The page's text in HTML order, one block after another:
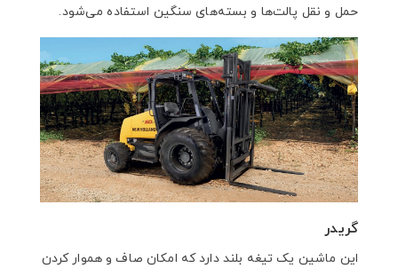
حمل و نقل پالت‌ها و بسته‌های سنگین استفاده می‌شود.
گریدر
این ماشین یک تیغه بلند دارد که امکان صاف و هموار کردن